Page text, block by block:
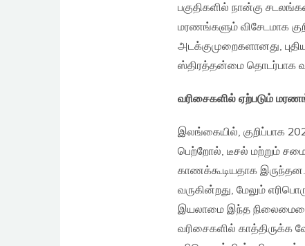
பகுதிகளில் நான்கு
மரணங்களும் விசேடமாக
அடக்குமுறைகளானது,
ஸ்திரத்தன்மை தொடர்பாக
வரிசைகளில் ஏற்படும்
இலங்கையில், குறிப்பாக
பெற்றோல், டீசல் மற்றும்
காணக்கூடியதாக இருந்தன.
வருகின்றது, மேலும்
இயலாமை இந்த நிலைமையை
வரிசைகளில் காத்திருக்க